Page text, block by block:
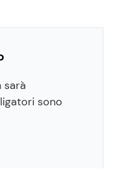
sarà
sono